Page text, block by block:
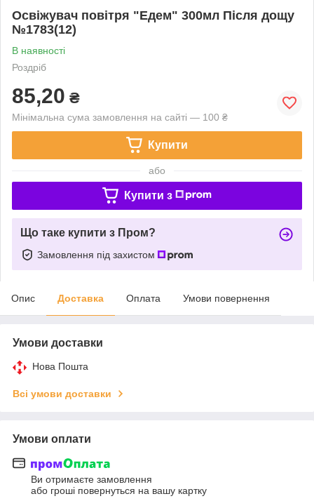
Освіжувач повітря "Едем" 300мл Після дощу
№1783(12)
В наявності
Роздріб
85,20 ₴
Мінімальна сума замовлення на сайті — 100 ₴
Купити
або
Купити з
Що таке купити з Пром?
Замовлення під захистом
Опис Доставка Оплата Умови повернення
Умови доставки
Нова Пошта
Всі умови доставки
Умови оплати
Ви отримаєте замовлення
або гроші повернуться на вашу картку